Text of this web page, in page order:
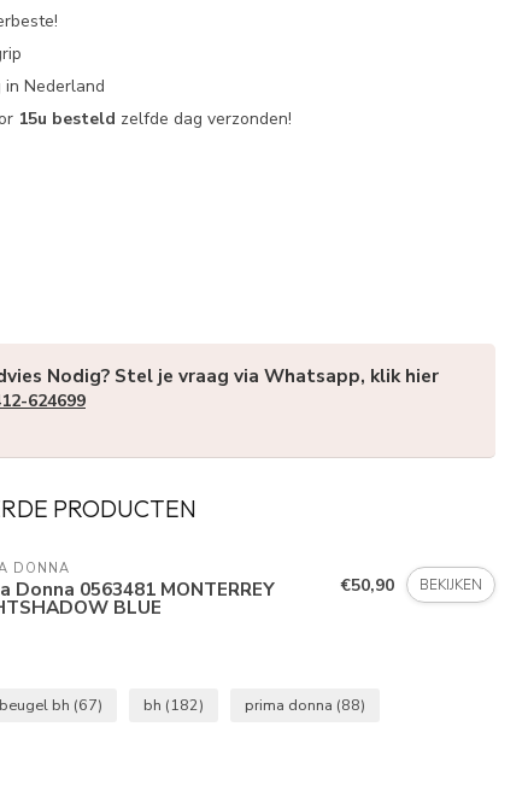
in Nederland
15u besteld zelfde dag verzonden!
Nodig? Stel je vraag via Whatsapp, klik hier
624699
PRODUCTEN
DONNA
Donna 0563481 MONTERREY
BLUE
€50,90 BEKIJKEN
beugel bh (67) bh (182) prima donna (88)